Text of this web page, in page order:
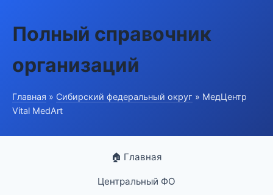
Полный справочник
организаций
Главная » Сибирский федеральный округ » МедЦентр
Vital MedArt
🏠 Главная
Центральный ФО